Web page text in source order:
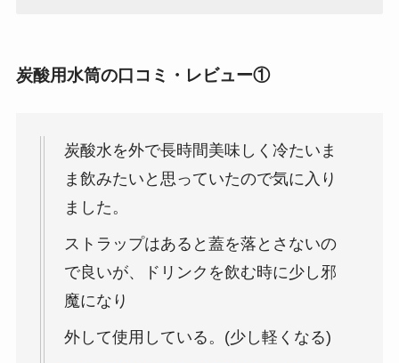
炭酸用水筒の口コミ・レビュー①
炭酸水を外で長時間美味しく冷たいま
ま飲みたいと思っていたので気に入り
ました。
ストラップはあると蓋を落とさないの
で良いが、ドリンクを飲む時に少し邪
魔になり
外して使用している。(少し軽くなる)